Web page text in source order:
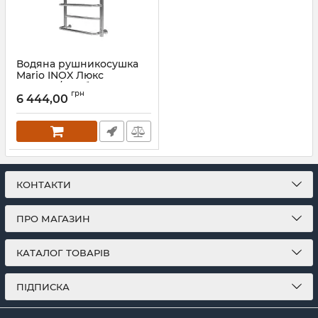
Водяна рушникосушка
Mario INOX Люкс
570х430/400 білий
глянець
Артикул:1.074.044575.0-WG
6 444,00 грн
КОНТАКТИ
ПРО МАГАЗИН
КАТАЛОГ ТОВАРІВ
ПІДПИСКА